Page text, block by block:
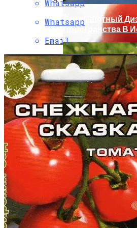
Как Сохранить
Надолго
Ландшафтный
Пространства В
Whatsapp
Whatsapp
Email